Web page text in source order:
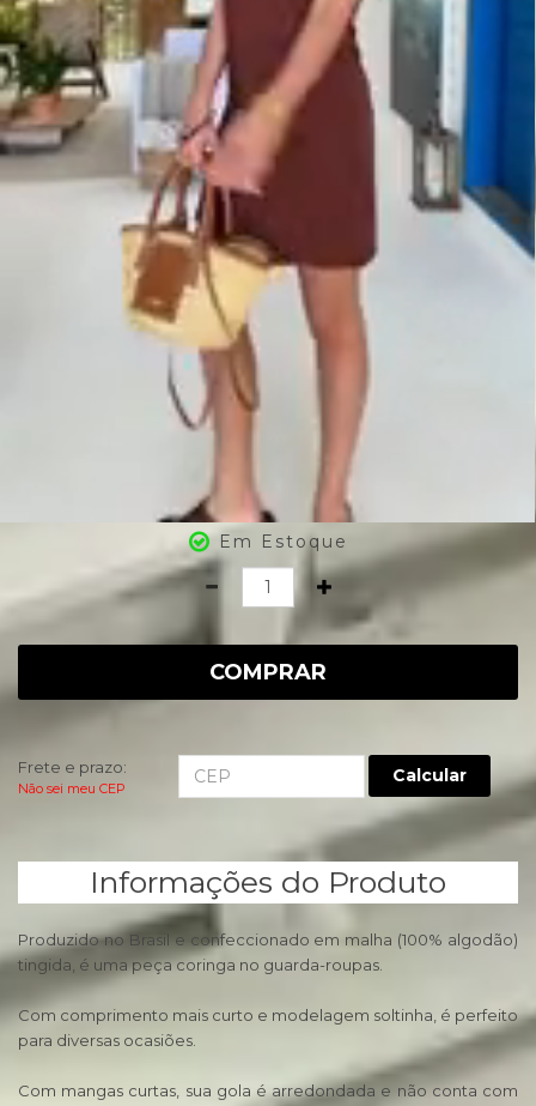
Em Estoque
Quantidade
COMPRAR
Frete e prazo:
Não sei meu CEP
Calcular
Informações do Produto
Produzido no Brasil e confeccionado em malha (100% algodão)
tingida, é uma peça coringa no guarda-roupas.
Com comprimento mais curto e modelagem soltinha, é perfeito
para diversas ocasiões.
Com mangas curtas, sua gola é arredondada e não conta com